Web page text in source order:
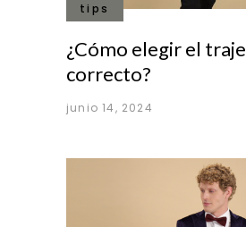
tips
¿Cómo elegir el traje
correcto?
junio 14, 2024